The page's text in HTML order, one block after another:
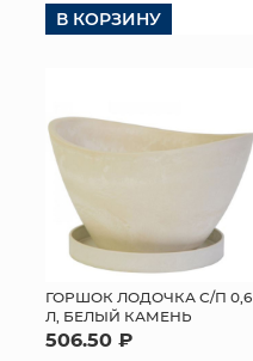
В КОРЗИНУ
ГОРШОК ЛОДОЧКА С/П 0,6
Л, БЕЛЫЙ КАМЕНЬ
506.50 ₽